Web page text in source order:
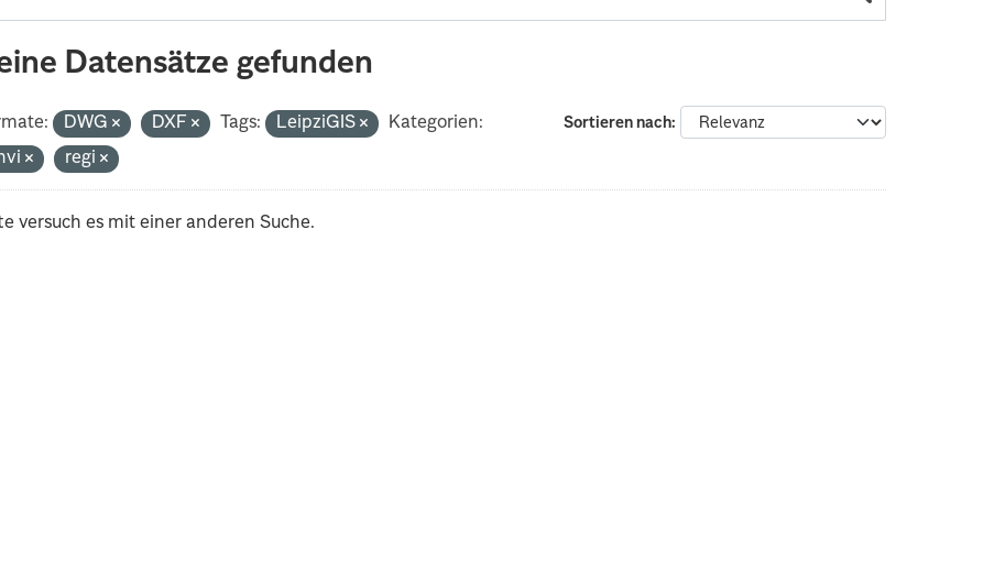
Datensätze gefunden
Sortieren nach
DWG DXF Tags: LeipziGIS
Kategorien:
regi
versuch es mit einer anderen Suche.